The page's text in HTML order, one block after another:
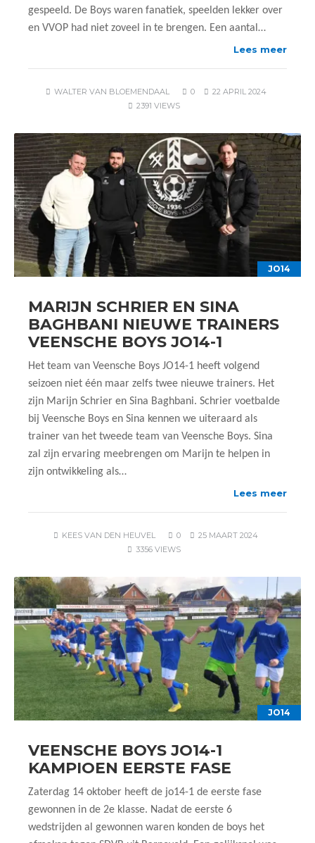
gespeeld. De Boys waren fanatiek, speelden lekker over
en VVOP had niet zoveel in te brengen. Een aantal…
Lees meer
WALTER VAN BLOEMENDAAL 0
22 APRIL 2024
2391 VIEWS
JO14
MARIJN SCHRIER EN SINA
BAGHBANI NIEUWE TRAINERS
VEENSCHE BOYS JO14-1
Het team van Veensche Boys JO14-1 heeft volgend
seizoen niet één maar zelfs twee nieuwe trainers. Het
zijn Marijn Schrier en Sina Baghbani. Schrier voetbalde
bij Veensche Boys en Sina kennen we uiteraard als
trainer van het tweede team van Veensche Boys. Sina
zal zijn ervaring meebrengen om Marijn te helpen in
zijn ontwikkeling als…
Lees meer
KEES VAN DEN HEUVEL 0
25 MAART 2024
3356 VIEWS
JO14
VEENSCHE BOYS JO14-1
KAMPIOEN EERSTE FASE
Zaterdag 14 oktober heeft de jo14-1 de eerste fase
gewonnen in de 2e klasse. Nadat de eerste 6
wedstrijden al gewonnen waren konden de boys het